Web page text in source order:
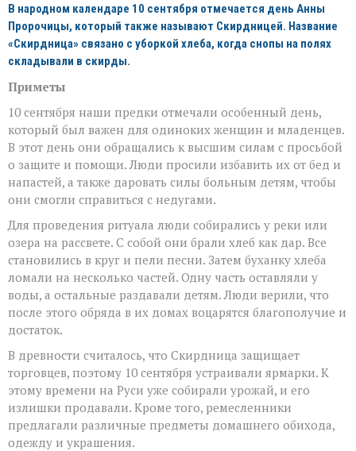
тратьте
деньги
сегодня,
иначе
серьезным
убыткам
в
будущем
В народном календаре 10 сентября отмечается день Анны
Пророчицы, который также называют Скирдницей. Название
«Скирдница» связано с уборкой хлеба, когда снопы на полях
складывали в скирды.
Приметы
10 сентября наши предки отмечали особенный день,
который был важен для одиноких женщин и младенцев.
В этот день они обращались к высшим силам с просьбой
о защите и помощи. Люди просили избавить их от бед и
напастей, а также даровать силы больным детям, чтобы
они смогли справиться с недугами.
Для проведения ритуала люди собирались у реки или
озера на рассвете. С собой они брали хлеб как дар. Все
становились в круг и пели песни. Затем буханку хлеба
ломали на несколько частей. Одну часть оставляли у
воды, а остальные раздавали детям. Люди верили, что
после этого обряда в их домах воцарятся благополучие и
достаток.
В древности считалось, что Скирдница защищает
торговцев, поэтому 10 сентября устраивали ярмарки. К
этому времени на Руси уже собирали урожай, и его
излишки продавали. Кроме того, ремесленники
предлагали различные предметы домашнего обихода,
одежду и украшения.